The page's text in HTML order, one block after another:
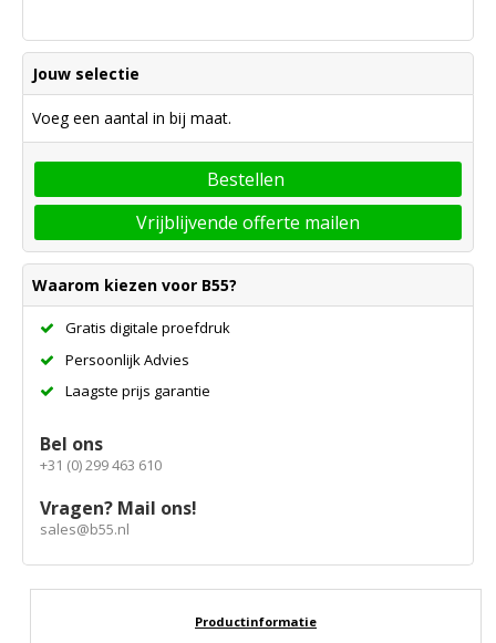
Jouw selectie
Voeg een aantal in bij maat.
Bestellen
Vrijblijvende offerte mailen
Waarom kiezen voor B55?
Gratis digitale proefdruk
Persoonlijk Advies
Laagste prijs garantie
Bel ons
+31 (0) 299 463 610
Vragen? Mail ons!
sales@b55.nl
Productinformatie